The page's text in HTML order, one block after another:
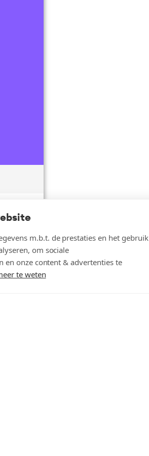
m.b.t. de prestaties en het gebruik
om sociale
en onze content & advertenties te
te weten